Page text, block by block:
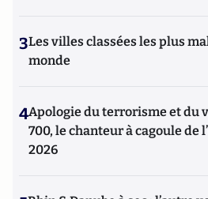
3Les villes classées les plus
monde
4Apologie du terrorisme et du
700, le chanteur à cagoule de
2026